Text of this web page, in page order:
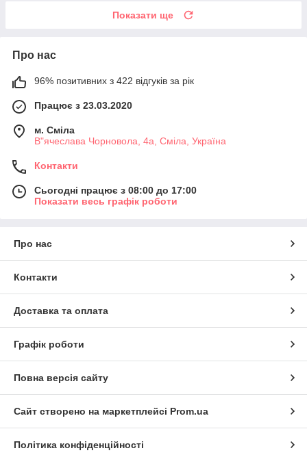
Показати ще
Про нас
96% позитивних з 422 відгуків за рік
Працює з 23.03.2020
м. Сміла
В"ячеслава Чорновола, 4а, Сміла, Україна
Контакти
Сьогодні працює з 08:00 до 17:00
Показати весь графік роботи
Про нас
Контакти
Доставка та оплата
Графік роботи
Повна версія сайту
Сайт створено на маркетплейсі Prom.ua
Політика конфіденційності